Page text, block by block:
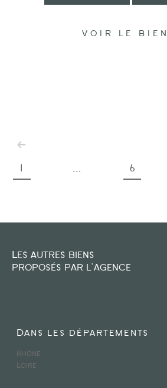
VOIR LE BIEN
6
Les autres biens
proposés par l'agence
Dans les départements
Rhône
Loire